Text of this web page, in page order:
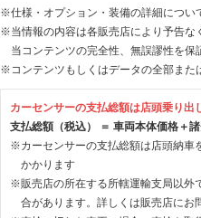
※仕様・オプション・装備の詳細につい
※当情報の内容は各販売店により予告な
当コンテンツの完全性、無誤謬性を保
※コンテンツもしくはデータの全部また
カーセンサーの支払総額は店頭乗り出
支払総額（税込） ＝ 車両本体価格＋諸
※カーセンサーの支払総額は店頭納車
かかります
※販売店の所在する所轄運輸支局以外
合があります。詳しくは販売店にお